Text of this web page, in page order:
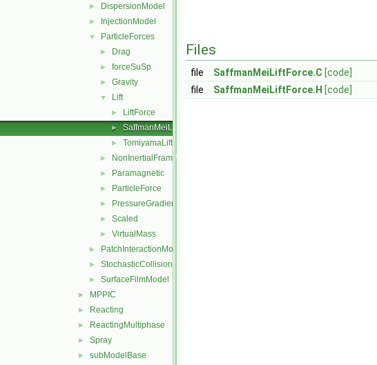
► DispersionModel
► InjectionModel
▼ ParticleForces
► Drag
► forceSuSp
► Gravity
▼ Lift
► LiftForce
► SaffmanMeiLift
► TomiyamaLift
► NonInertialFrame
► Paramagnetic
► ParticleForce
► PressureGradient
► Scaled
► VirtualMass
► PatchInteractionModel
► StochasticCollision
► SurfaceFilmModel
► MPPIC
► Reacting
► ReactingMultiphase
► Spray
► subModelBase
Files
file SaffmanMeiLiftForce.C [code]
file
SaffmanMeiLiftForce.H [code]